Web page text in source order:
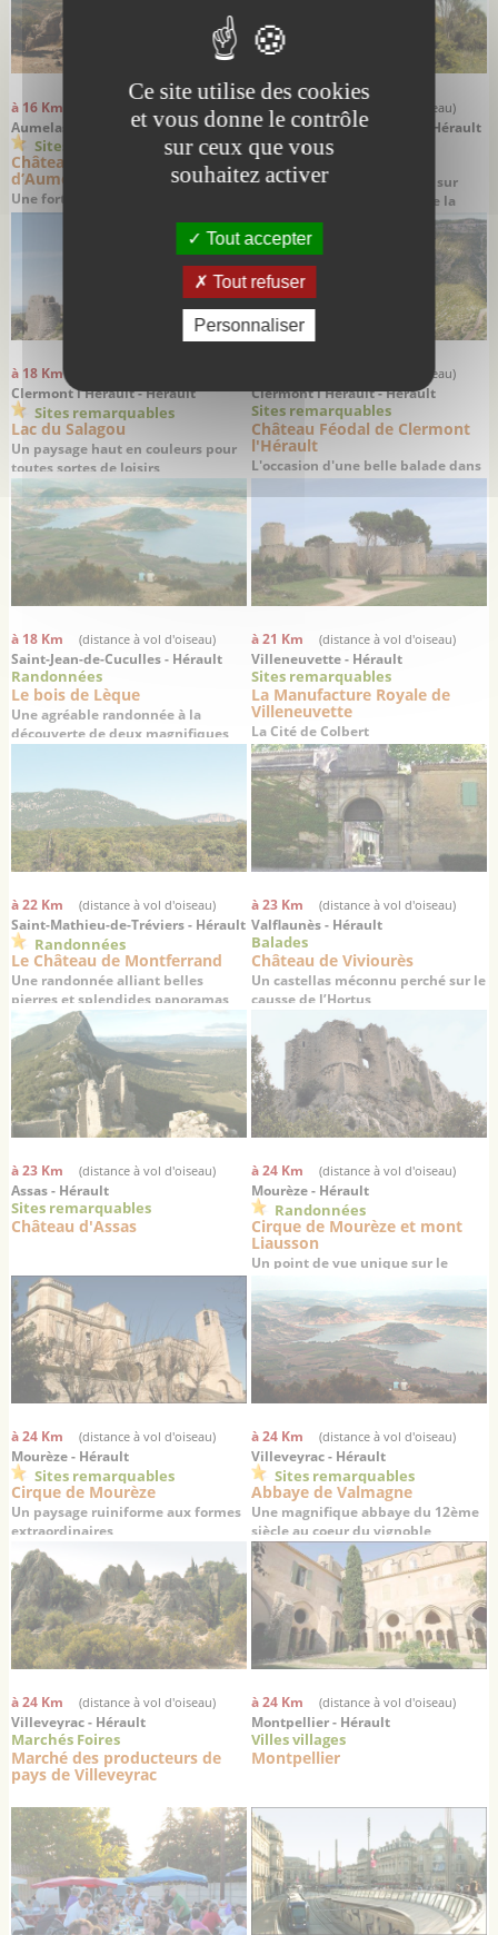
à 16 Km (distance à vol d'oiseau)
Aumelas - Hérault
Sites remarquables
Château ou castellas
d’Aumelas
Une forteresse médiévale qui
veille depuis 1000 ans sur la plaine
du haut de son éperon rocheux
à 16 Km (distance à vol d'oiseau)
Saint-Maurice-Navacelles - Hérault
Sites remarquables
Cirque de Navacelles
Un panorama spectaculaire sur
une surprenante création de la
nature
à 18 Km
Clermont l'Hérault - Hérault
Sites remarquables
Lac du Salagou
Un paysage haut en couleurs pour
toutes sortes de loisirs
(distance à vol d'oiseau)
Clermont l'Hérault - Hérault
Sites remarquables
Château Féodal de Clermont
l'Hérault
L'occasion d'une belle balade dans
la vallée de l'Hérault
à 18 Km (distance à vol d'oiseau)
Saint-Jean-de-Cuculles - Hérault
Randonnées
Le bois de Lèque
Une agréable randonnée à la
découverte de deux magnifiques
à 21 Km (distance à vol d'oiseau)
Villeneuvette - Hérault
Sites remarquables
La Manufacture Royale de
Villeneuvette
La Cité de Colbert
à 22 Km (distance à vol d'oiseau)
Saint-Mathieu-de-Tréviers - Hérault
Randonnées
Le Château de Montferrand
Une randonnée alliant belles
pierres et splendides panoramas
à 23 Km (distance à vol d'oiseau)
Valflaunès - Hérault
Balades
Château de Viviourès
Un castellas méconnu perché sur le
causse de l’Hortus
à 23 Km (distance à vol d'oiseau)
Assas - Hérault
Sites remarquables
Château d'Assas
à 24 Km (distance à vol d'oiseau)
Mourèze - Hérault
Randonnées
Cirque de Mourèze et mont
Liausson
Un point de vue unique sur le
à 24 Km (distance à vol d'oiseau)
Mourèze - Hérault
Sites remarquables
Cirque de Mourèze
Un paysage ruiniforme aux formes
extraordinaires
à 24 Km (distance à vol d'oiseau)
Villeveyrac - Hérault
Sites remarquables
Abbaye de Valmagne
Une magnifique abbaye du 12ème
siècle au coeur du vignoble
languedocien
à 24 Km (distance à vol d'oiseau)
Villeveyrac - Hérault
Marchés Foires
Marché des producteurs de
pays de Villeveyrac
à 24 Km (distance à vol d'oiseau)
Montpellier - Hérault
Villes villages
Montpellier
Ce site utilise des cookies
et vous donne le contrôle
sur ceux que vous
souhaitez activer
Tout accepter
Tout refuser
Personnaliser